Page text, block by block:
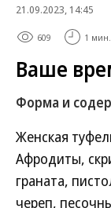
21.09.2023, 14:45
609 1 мин.
Ваше
Форма и
Женская
Афродиты,
граната,
череп,